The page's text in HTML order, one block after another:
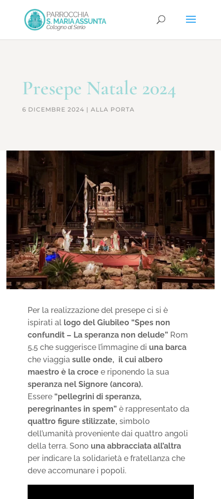
Presepe Natale 2024
6 DICEMBRE 2024 | ALLA PORTA
Per la realizzazione del presepe ci si è
ispirati al logo del Giubileo “Spes non
confundit – La speranza non delude” Rom
5,5 che suggerisce l’immagine di una barca
che viaggia sulle onde, il cui albero
maestro è la croce e riponendo la sua
speranza nel Signore (ancora).
Essere “pellegrini di speranza,
peregrinantes in spem” è rappresentato da
quattro figure stilizzate, simbolo
dell’umanità proveniente dai quattro angoli
della terra. Sono una abbracciata all’altra
per indicare la solidarietà e fratellanza che
deve accomunare i popoli.